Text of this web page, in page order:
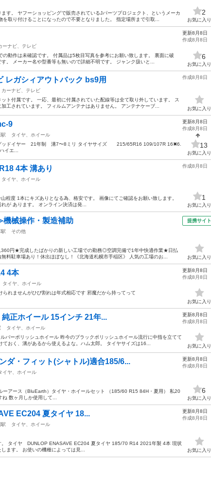
す。 ヤフーショッピングで販売されているJパーツプロジェクト、というメーカ
取り付けることになったので不要となりました。 指定場所まで引取...
2
お気に入り
ーナビ、テレビ
の動作は未確認です。 付属品は5枚目写真を参考にお願い致します。 裏面に破
。 メーカー名や型番等も無いので詳細不明です。 ジャンク扱いと...
更新8月8日
作成8月8日
6
お気に入り
レガシィアウトバック bs9用
カーナビ、テレビ
ト付属です。 一応、最初に付属されていた配線等は全て取り外しています。 ス
工されています。 フィルムアンテナはありません。 アンテナケーブ...
作成8月8日
お気に入り
9
タイヤ、ホイール
ッドイヤー 21年制 溝7〜8ミリ タイヤサイズ 215/65R16 109/107R 16✖︎6.
エ...
更新8月8日
作成8月8日
13
お気に入り
4本 溝あり
タイヤ、ホイール
程度 1本にキズありとなる為、格安です。 画像にてご確認をお願い致します。
が あります。 オンライン決済は発...
作成8月8日
1
お気に入り
械操作・製造補助
その他
円★完成したばかりの新しい工場での勤務◎空調完備で1年中快適作業★日払
料駐車場あり！休出ほぼなし！《北海道札幌市手稲区》 人気の工場のお...
提携サイト
お気に入り
4本
タイヤ、ホイール
れませんがひび割れは年式相応です 邪魔だから持ってって
更新8月8日
作成8月8日
お気に入り
正ホイール 15インチ 21年...
タイヤ、ホイール
バーポリッシュホイール 昨今のブラックポリッシュホイール流行に中指を立てて
おく、溝があるから使えるよな。ハム太郎。 タイヤサイズは16...
更新8月8日
作成8月8日
お気に入り
ダ・フィット(シャトル)適合185/6...
イヤ、ホイール
ーアース（BluEarth）タイヤ・ホイールセット （185/60 R15 84H・夏用） 私20
数ヶ月しか使用して...
更新8月8日
作成8月8日
6
お気に入り
EC204 夏タイヤ 18...
タイヤ、ホイール
。 タイヤ DUNLOP ENASAVE EC204 夏タイヤ 185/70 R14 2021年製 4本 現状
ます。 お使いの機種によっては見...
更新8月8日
作成8月8日
お気に入り